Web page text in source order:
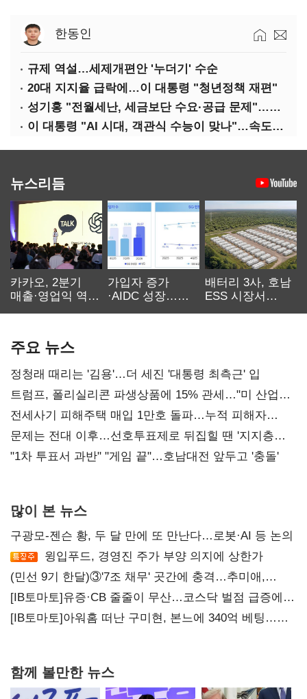
한동인
규제 역설…세제개편안 '누더기' 수순
20대 지지율 급락에…이 대통령 "청년정책 재편"
성기홍 "전월세난, 세금보단 수요·공급 문제"…닥공 시사
이 대통령 "AI 시대, 객관식 수능이 맞나"…속도전 '경계'
뉴스리듬
카카오, 2분기
매출·영업익 역대
가입자 증가
·AIDC 성장…
배터리 3사, 호남
ESS 시장서
주요 뉴스
정청래 때리는 '김용'…더 세진 '대통령 최측근' 입
트럼프, 폴리실리콘 파생상품에 15% 관세…"미 산업
재건"
전세사기 피해주택 매입 1만호 돌파…누적 피해자
4만278명
문제는 전대 이후…선호투표제로 뒤집힐 땐 '지지층
불복'
"1차 투표서 과반" "게임 끝"…호남대전 앞두고 '충돌'
많이 본 뉴스
구광모-젠슨 황, 두 달 만에 또 만난다…로봇·AI 등 논의
윙입푸드, 경영진 주가 부양 의지에 상한가
(민선 9기 한달)③'7조 채무' 곳간에 충격…추미애,
20년만에 '비상재정' 선언 승부수
[IB토마토]유증·CB 줄줄이 무산…코스닥 벌점 급증에
상폐 압박
[IB토마토]아워홈 떠난 구미현, 본느에 340억 베팅…
함께 볼만한 뉴스